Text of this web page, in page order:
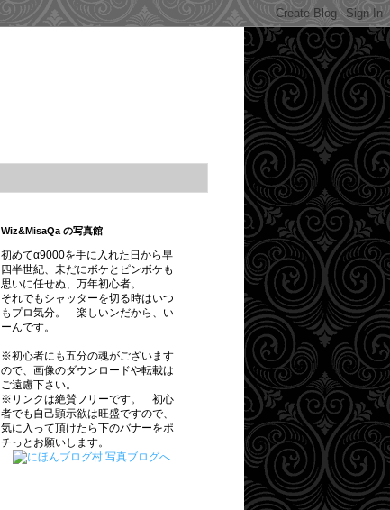
Wiz&MisaQa の写真館
初めてα9000を手に入れた日から早
四半世紀、未だにボケとピンボケも
思いに任せぬ、万年初心者。
それでもシャッターを切る時はいつ
もプロ気分。 楽しいンだから、い
ーんです。
※初心者にも五分の魂がございます
ので、画像のダウンロードや転載は
ご遠慮下さい。
※ リンクは絶賛フリーです。 初心
者でも自己顕示欲は旺盛ですので、
気に入って頂けたら下のバナーをポ
チっとお願いします。